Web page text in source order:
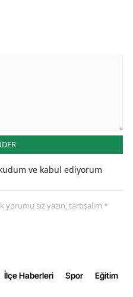
Kırıkkale
Ardahan
ve kabul ediyorum
siz yazın, tartışalım *
İlçe Haberleri Spor Eğitim